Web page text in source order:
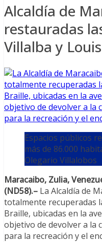
Alcaldía de
restauradas
Villalba y
Espacios públicos
más de 86.000
Olegario Villalobos
Maracaibo, Zulia,
(ND58).– La Alcaldía de
totalmente recuperadas
Braille, ubicadas en la
objetivo de devolver a la
para la recreación y el